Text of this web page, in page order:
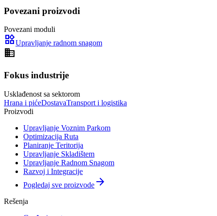
Povezani proizvodi
Povezani moduli
widgetsUpravljanje radnom snagom
domain
Fokus industrije
Usklađenost sa sektorom
Hrana i pićeDostavaTransport i logistika
Proizvodi
Upravljanje Voznim Parkom
Optimizacija Ruta
Planiranje Teritorija
Upravljanje Skladištem
Upravljanje Radnom Snagom
Razvoj i Integracije
Pogledaj sve proizvode arrow_forward
Rešenja